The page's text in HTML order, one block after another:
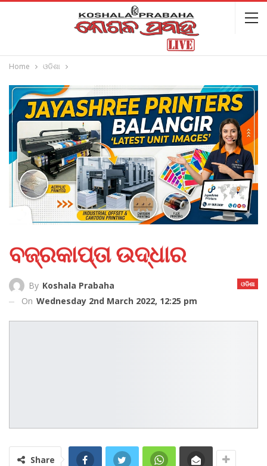
Home ଓଡିଶା
ବଜ୍ରକାପ୍ତା ଉଦ୍ଧାର
ଓଡିଶା
By Koshala Prabaha
On Wednesday 2nd March 2022, 12:25 pm
Share